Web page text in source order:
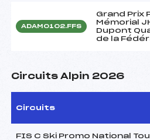
ADAM0102.FFS
Grand Prix
Mémorial
Dupont
de la
Circuits Alpin 2026
Circuits
FIS C Ski Promo National